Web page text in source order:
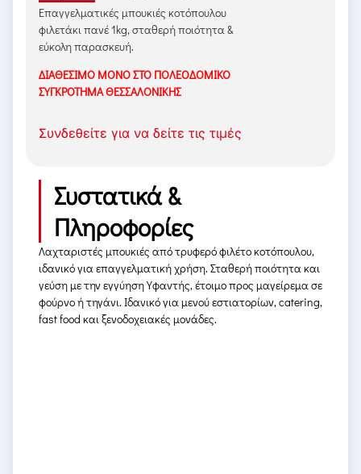
Επαγγελματικές μπουκιές κοτόπουλου
φιλετάκι πανέ 1kg, σταθερή ποιότητα &
εύκολη παρασκευή.
ΔΙΑΘΕΣΙΜΟ ΜΟΝΟ ΣΤΟ ΠΟΛΕΟΔΟΜΙΚΟ
ΣΥΓΚΡΟΤΗΜΑ ΘΕΣΣΑΛΟΝΙΚΗΣ
Συνδεθείτε για να δείτε τις τιμές
Συστατικά &
Πληροφορίες
Λαχταριστές μπουκιές από τρυφερό φιλέτο κοτόπουλου,
ιδανικό για επαγγελματική χρήση. Σταθερή ποιότητα και
γεύση με την εγγύηση Υφαντής, έτοιμο προς μαγείρεμα σε
φούρνο ή τηγάνι. Ιδανικό για μενού εστιατορίων, catering,
fast food και ξενοδοχειακές μονάδες.